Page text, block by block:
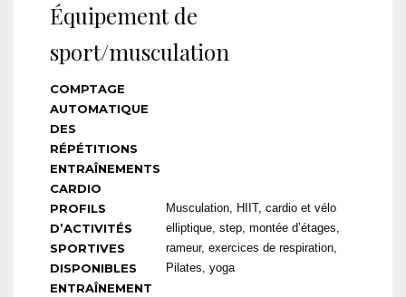
Équipement de
sport/musculation
COMPTAGE
AUTOMATIQUE
DES
RÉPÉTITIONS
ENTRAÎNEMENTS
CARDIO
PROFILS
D’ACTIVITÉS
SPORTIVES
DISPONIBLES
Musculation, HIIT, cardio et vélo
elliptique, step, montée d’étages,
rameur, exercices de respiration,
Pilates, yoga
ENTRAÎNEMENT